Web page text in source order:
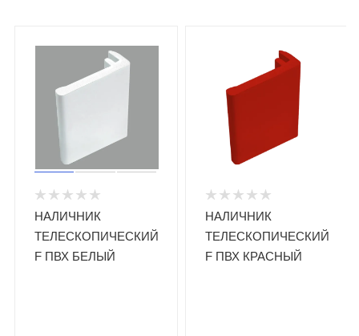
НАЛИЧНИК
ТЕЛЕСКОПИЧЕСКИЙ
F ПВХ БЕЛЫЙ
НАЛИЧНИК
ТЕЛЕСКОПИЧЕСКИЙ
F ПВХ КРАСНЫЙ